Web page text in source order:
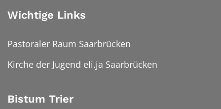
Wichtige Links
Pastoraler Raum Saarbrücken
Kirche der Jugend eli.ja Saarbrücken
Bistum Trier